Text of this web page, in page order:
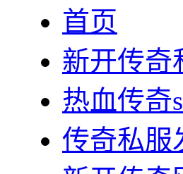
首页
新开传奇
热血传奇
传奇私服